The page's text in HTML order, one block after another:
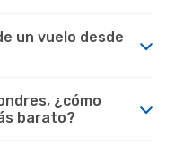
un vuelo desde
¿cómo
barato?